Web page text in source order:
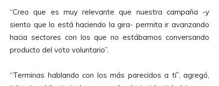
A
u
d
“Creo que es muy relevante que nuestra campaña -y
siento que lo está haciendo la gira- permita ir avanzando
hacia sectores con los que no estábamos conversando
producto del voto voluntario”.
“Terminas hablando con los más parecidos a tí”, agregó,